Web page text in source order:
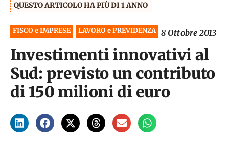
QUESTO ARTICOLO HA PIÙ DI 1 ANNO
FISCO e IMPRESE LAVORO e PREVIDENZA 8 Ottobre 2013
Investimenti innovativi al
Sud: previsto un contributo
di 150 milioni di euro